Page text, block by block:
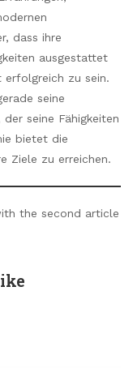
dass ihre
ausgestattet
zu sein.
seine
seine Fähigkeiten
bietet die
Ziele zu erreichen.
the second article